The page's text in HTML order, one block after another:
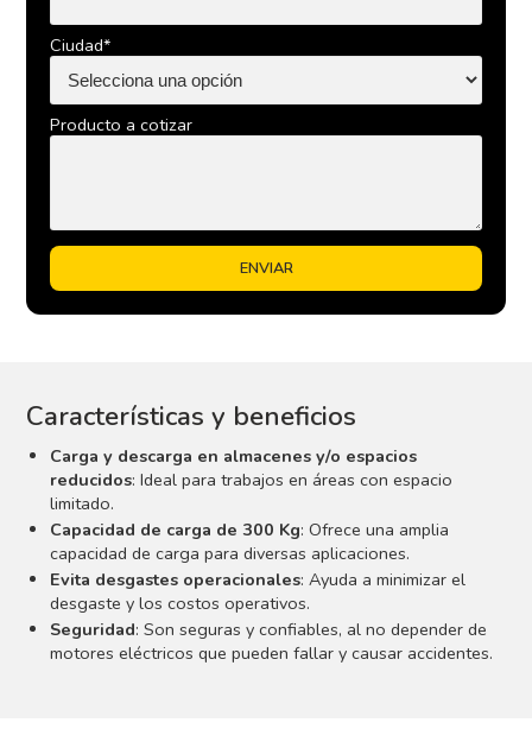
Ciudad*
Producto a cotizar
Características y beneficios
Carga y descarga en almacenes y/o espacios
reducidos: Ideal para trabajos en áreas con espacio
limitado.
Capacidad de carga de 300 Kg: Ofrece una amplia
capacidad de carga para diversas aplicaciones.
Evita desgastes operacionales: Ayuda a minimizar el
desgaste y los costos operativos.
Seguridad: Son seguras y confiables, al no depender de
motores eléctricos que pueden fallar y causar accidentes.